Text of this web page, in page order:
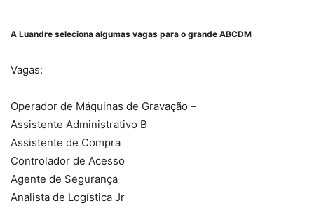
A Luandre seleciona algumas vagas para o grande ABCDM
Vagas:
Operador de Máquinas de Gravação –
Assistente Administrativo B
Assistente de Compra
Controlador de Acesso
Agente de Segurança
Analista de Logística Jr